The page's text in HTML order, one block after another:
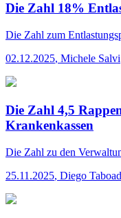
Die Zahl 18%
Die Zahl zum
02.12.2025, Michele Salvi
Die Zahl 4,5
Krankenkassen
Die Zahl zu den
25.11.2025, Diego